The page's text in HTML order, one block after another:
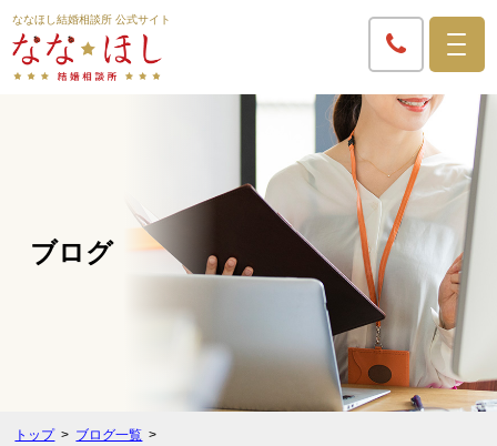
ななほし結婚相談所 公式サイト
ブログ
トップ
ブログ一覧